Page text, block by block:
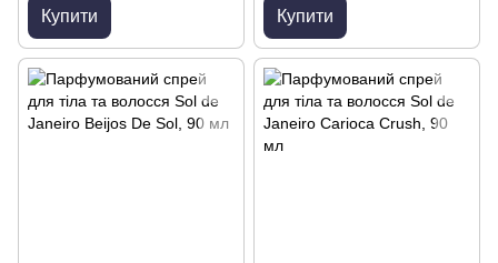
Купити Купити